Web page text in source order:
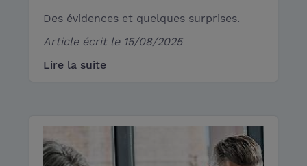
Des évidences et quelques surprises.
Article écrit le 15/08/2025
Lire la suite